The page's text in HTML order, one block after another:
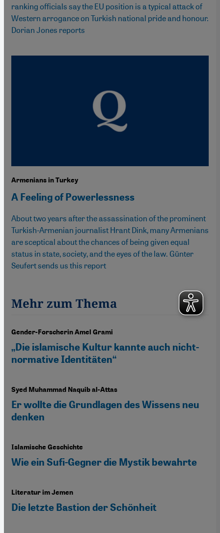
ranking officials say the EU position is a typical attack of
Western arrogance on Turkish national pride and honour.
Dorian Jones reports
Armenians in Turkey
A Feeling of Powerlessness
About two years after the assassination of the prominent
Turkish-Armenian journalist Hrant Dink, many Armenians
are sceptical about the chances of being given equal
status in state, society, and the eyes of the law. Günter
Seufert sends us this report
Mehr zum Thema
Gender-Forscherin Amel Grami
„Die islamische Kultur kannte auch nicht-
normative Identitäten“
Syed Muhammad Naquib al-Attas
Er wollte die Grundlagen des Wissens neu
denken
Islamische Geschichte
Wie ein Sufi-Gegner die Mystik bewahrte
Literatur im Jemen
Die letzte Bastion der Schönheit